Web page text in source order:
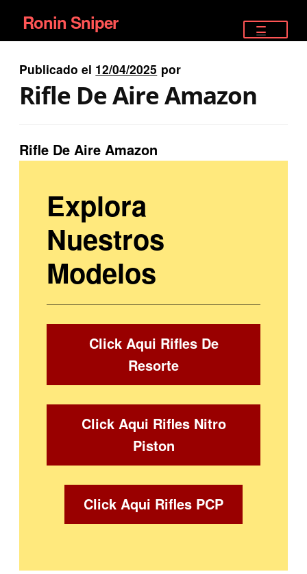
Ir
a
la
navegación
Ir
al
contenido
Ronin Sniper
EQUIPAMIENTO ÉLITE
RIFLES DEPORTIVOS
Publicado el 12/04/2025 por
Rifle De Aire Amazon
Rifle De Aire Amazon
Explora
Nuestros
Modelos
Click Aqui Rifles De
Resorte
Click Aqui Rifles Nitro
Piston
Click Aqui Rifles PCP